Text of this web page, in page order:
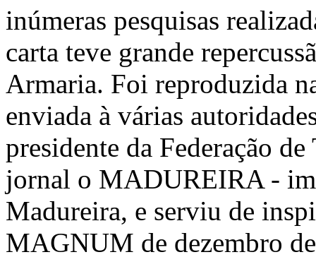
inúmeras pesquisas
carta teve grande
Armaria. Foi reproduzida
enviada à várias
presidente da Federação
jornal o MADUREIRA -
Madureira, e serviu de
MAGNUM de dezembro